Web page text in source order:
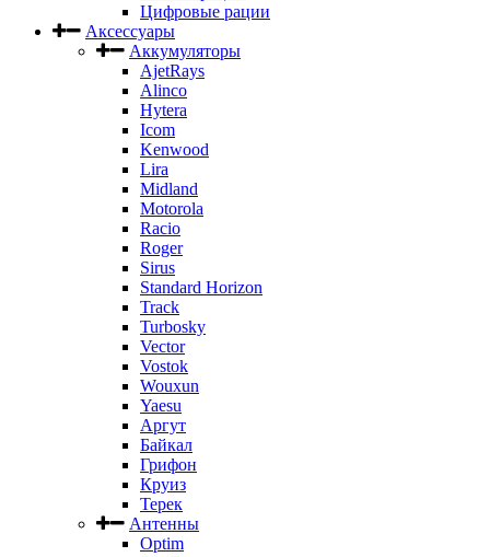
Цифровые рации
Аксессуары
Аккумуляторы
AjetRays
Alinco
Hytera
Icom
Kenwood
Lira
Midland
Motorola
Racio
Roger
Sirus
Standard Horizon
Track
Turbosky
Vector
Vostok
Wouxun
Yaesu
Аргут
Байкал
Грифон
Круиз
Терек
Антенны
Optim